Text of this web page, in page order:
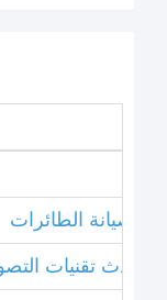
صيانة الطائرات
أحدث تقنيات